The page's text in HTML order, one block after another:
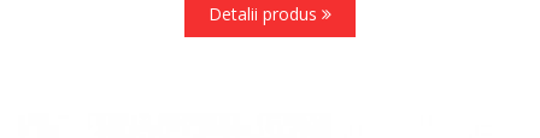
Detalii produs